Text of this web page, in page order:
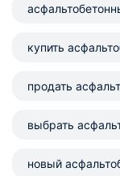
купить
продать
выбрать
новый